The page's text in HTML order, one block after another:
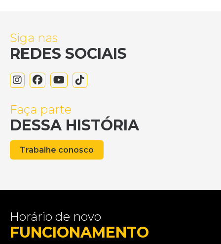
Siga nas
REDES SOCIAIS
Faça parte
DESSA HISTÓRIA
Trabalhe conosco
Horário de novo
FUNCIONAMENTO